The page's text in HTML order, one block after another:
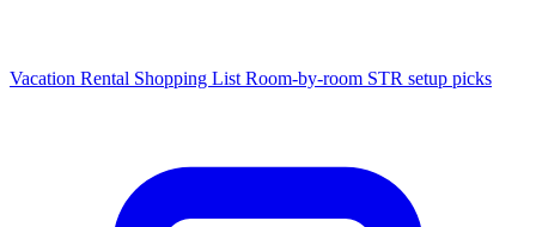
Vacation Rental Shopping List Room-by-room STR setup picks